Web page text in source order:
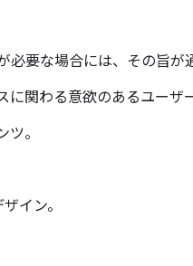
要な場合には、その旨が
関わる意欲のあるユーザ
。
イン。